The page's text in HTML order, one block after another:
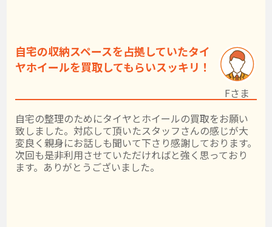
自宅の収納スペースを占拠していたタイ
ヤホイールを買取してもらいスッキリ！
自宅の整理のためにタイヤとホイールの買取をお願い
致しました。対応して頂いたスタッフさんの感じが大
変良く親身にお話しも聞いて下さり感謝しております。
次回も是非利用させていただければと強く思っており
ます。ありがとうございました。
Fさま